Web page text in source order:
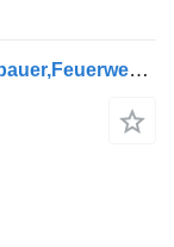
Mercedes-Benz 1833 Axor 4x4,Rosenbauer,Feuerwehr, Kran, Allrad